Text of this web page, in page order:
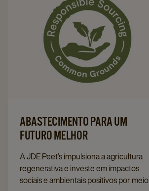
ABASTECIMENTO PARA UM
FUTURO MELHOR
A JDE Peet’s impulsiona a agricultura
regenerativa e investe em impactos
sociais e ambientais positivos por meio